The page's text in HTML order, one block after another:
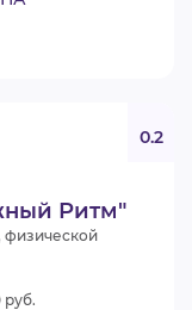
Ритм"
0.2
физической
руб.